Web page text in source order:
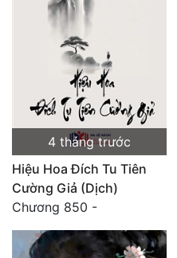
4 tháng trước
Hiệu Hoa Đích Tu Tiên
Cường Giả (Dịch)
Chương 850 -